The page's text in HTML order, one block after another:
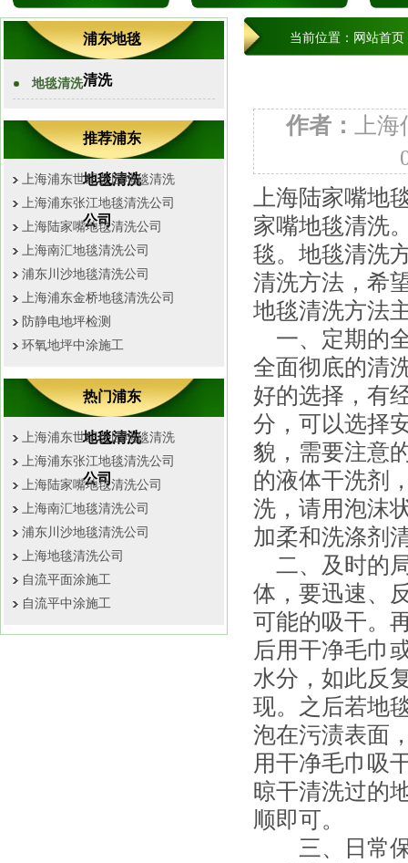
浦东地毯
清洗
地毯清洗
推荐浦东
地毯清洗
公司
上海浦东世纪公园地毯清洗
上海浦东张江地毯清洗公司
上海陆家嘴地毯清洗公司
上海南汇地毯清洗公司
浦东川沙地毯清洗公司
上海浦东金桥地毯清洗公司
防静电地坪检测
环氧地坪中涂施工
热门浦东
地毯清洗
公司
上海浦东世纪公园地毯清洗
上海浦东张江地毯清洗公司
上海陆家嘴地毯清洗公司
上海南汇地毯清洗公司
浦东川沙地毯清洗公司
上海地毯清洗公司
自流平面涂施工
自流平中涂施工
当前位置： 网站首页
作者：
上
上海陆家嘴地
家嘴地毯清洗
毯。地毯清洗
清洗方法，
地毯清洗方
一、定期的
全面彻底的清
好的选择，有
分，可以选择
貌，需要注意
的液体干洗剂
洗，请用泡沫
加柔和洗涤剂
二、及时的
体，要迅速、
可能的吸干。
后用干净毛巾
水分，如此反
现。之后若地
泡在污渍表面
用干净毛巾吸
晾干清洗过的
顺即可。
三、日常保